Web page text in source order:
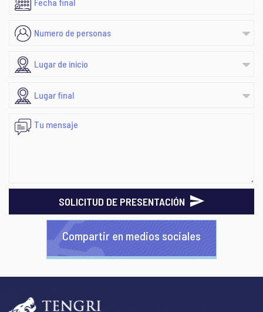
SOLICITUD DE PRESENTACIÓN
Compartir en medios sociales